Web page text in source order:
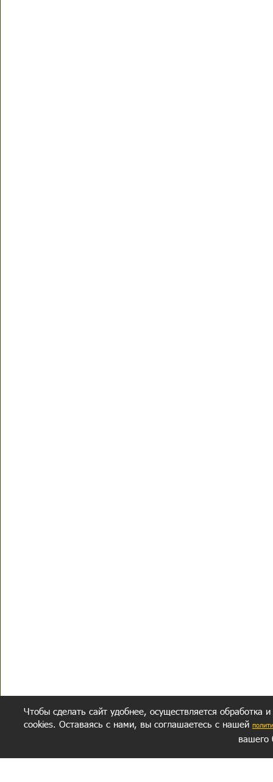
Чтобы сделать сайт удобнее, осуществляется обработка
cookies. Оставаясь с нами, вы соглашаетесь с нашей
вашего